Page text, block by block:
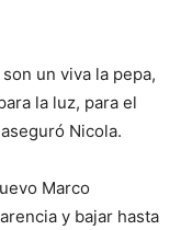
un viva la pepa,
la luz, para el
Nicola.
Marco
y bajar hasta